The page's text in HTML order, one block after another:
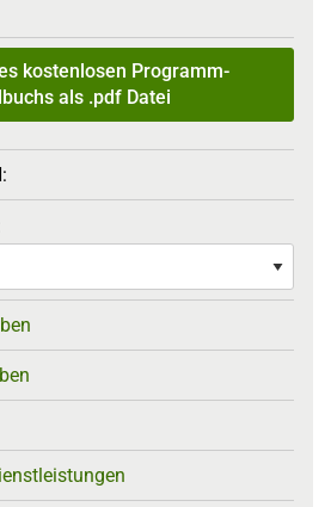
kostenlosen Programm-
als .pdf Datei